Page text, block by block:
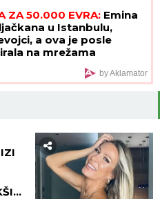
ZA 50.000 EVRA: Emina
u Istanbulu,
a ova je posle
na mrežama
by Aklamator